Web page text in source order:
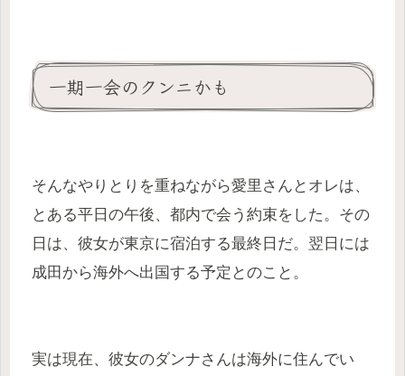
一期一会のクンニかも
そんなやりとりを重ねながら愛里さんとオレは、
とある平日の午後、都内で会う約束をした。その
日は、彼女が東京に宿泊する最終日だ。翌日には
成田から海外へ出国する予定とのこと。
実は現在、彼女のダンナさんは海外に住んでい